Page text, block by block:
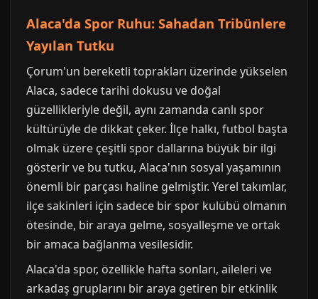
Alaca'da Spor Ruhu: Sahadan Tribünlere
Yayılan Tutku
Çorum'un bereketli toprakları üzerinde yükselen
Alaca, sadece tarihi dokusu ve doğal
güzellikleriyle değil, aynı zamanda canlı spor
kültürüyle de dikkat çeker. İlçe halkı, futbol başta
olmak üzere çeşitli spor dallarına büyük bir ilgi
gösterir ve bu tutku, Alaca'nın sosyal yaşamının
önemli bir parçası haline gelmiştir. Yerel takımlar,
ilçe sakinleri için sadece bir spor kulübü olmanın
ötesinde, bir araya gelme, sosyalleşme ve ortak
bir amaca bağlanma vesilesidir.
Alaca'da spor, özellikle hafta sonları, aileleri ve
arkadaş gruplarını bir araya getiren bir etkinlik